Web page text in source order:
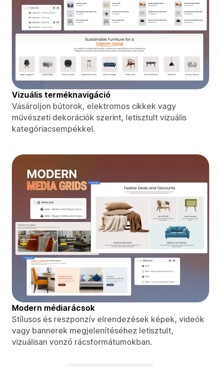
Vizuális terméknavigáció
Vásároljon bútorok, elektromos cikkek vagy
művészeti dekorációk szerint, letisztult vizuális
kategóriacsempékkel.
Modern médiarácsok
Stílusos és reszponzív elrendezések képek, videók
vagy bannerek megjelenítéséhez letisztult,
vizuálisan vonzó rácsformátumokban.